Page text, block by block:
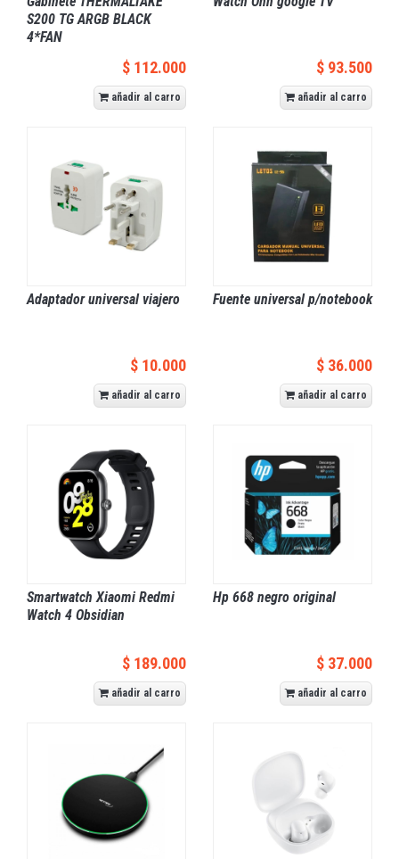
S200 TG ARGB BLACK
4*FAN
$ 112.000
añadir al carro
$ 93.500
añadir al carro
Adaptador universal viajero
$ 10.000
añadir al carro
Fuente universal p/notebook
$ 36.000
añadir al carro
Smartwatch Xiaomi Redmi
Watch 4 Obsidian
$ 189.000
añadir al carro
Hp 668 negro original
$ 37.000
añadir al carro